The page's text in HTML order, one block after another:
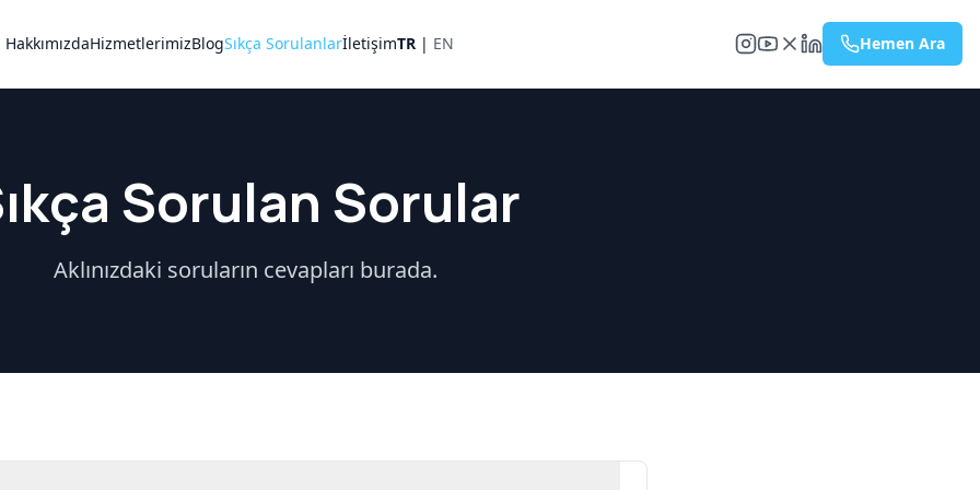
HakkımızdaHizmetlerimizBlogSıkça SorulanlarİletişimTR | EN Hemen Ara
Sorulan Sorular
Aklınızdaki soruların cevapları burada.